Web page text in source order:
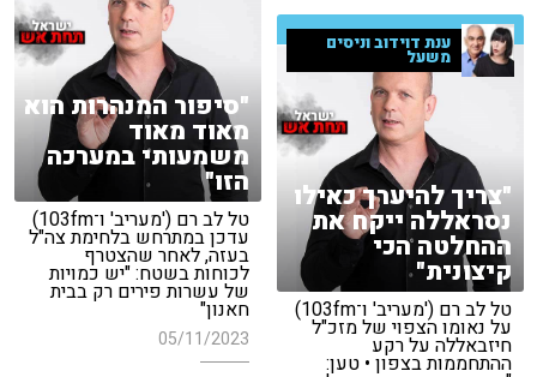
"סיפור המנהרות הוא
מאוד מאוד
משמעותי במערכה
הזו"
טל לב רם ('מעריב' ו־103fm)
עדכן במתרחש בלחימת צה"ל
בעזה, לאחר שהצטרף
לכוחות בשטח: "יש כמויות
של עשרות פירים רק בבית
חאנון"
05/11/2023
ענת דוידוב וניסים
משעל
"צריך להיערך כאילו
נסראללה ייקח את
ההחלטה הכי
קיצונית"
טל לב רם ('מעריב' ו־103fm)
על נאומו הצפוי של מזכ"ל
חיזבאללה על רקע
ההתחממות בצפון • טען: